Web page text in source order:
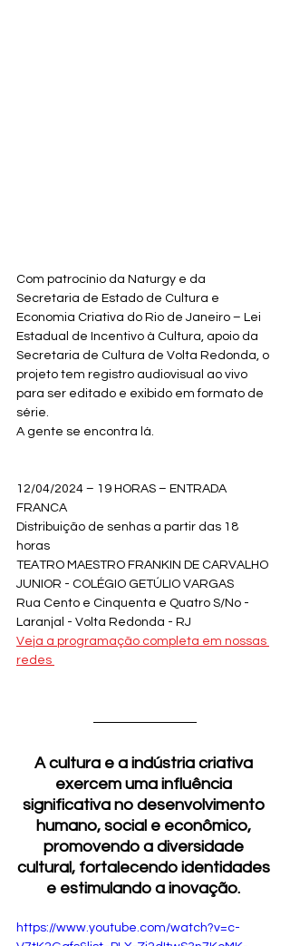
Com patrocínio da Naturgy e da
Secretaria de Estado de Cultura e
Economia Criativa do Rio de Janeiro – Lei
Estadual de Incentivo à Cultura, apoio da
Secretaria de Cultura de Volta Redonda, o
projeto tem registro audiovisual ao vivo
para ser editado e exibido em formato de
série.
A gente se encontra lá.
12/04/2024 – 19 HORAS – ENTRADA
FRANCA
Distribuição de senhas a partir das 18
horas
TEATRO MAESTRO FRANKIN DE CARVALHO
JUNIOR - COLÉGIO GETÚLIO VARGAS
Rua Cento e Cinquenta e Quatro S/No -
Laranjal - Volta Redonda - RJ
Veja a programação completa em nossas
redes
A cultura e a indústria criativa
exercem uma influência
significativa no desenvolvimento
humano, social e econômico,
promovendo a diversidade
cultural, fortalecendo identidades
e estimulando a inovação.
https://www.youtube.com/watch?v=c-